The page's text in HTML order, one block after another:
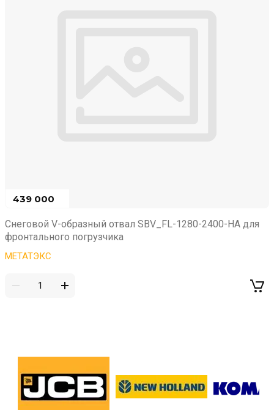
439 000
Снеговой V-образный отвал SBV_FL-1280-2400-HA для
фронтального погрузчика
МЕТАТЭКС